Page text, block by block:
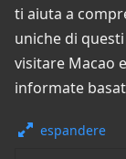
ti aiuta a
uniche di
visitare Macao
informate
espandere